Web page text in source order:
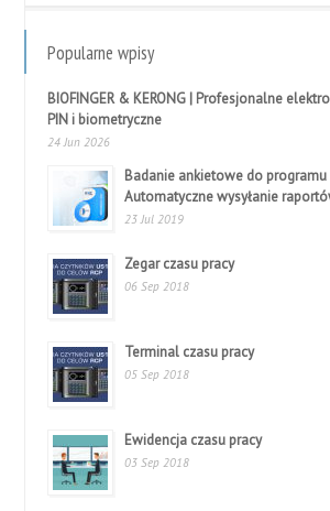
Popularne wpisy
BIOFINGER & KERONG | Profesjonalne
PIN i biometryczne
24 Jun 2026
Badanie ankietowe do programu
Automatyczne wysyłanie
23 Jul 2019
Zegar czasu pracy
06 Sep 2018
Terminal czasu pracy
05 Sep 2018
Ewidencja czasu pracy
03 Sep 2018